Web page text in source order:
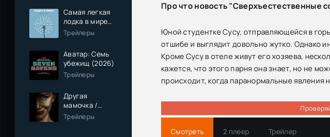
Самая легкая
лодка в мире
(2026)
Трейлеры
Аватар: Семь
убежищ (2026)
Трейлеры
Другая
мамочка /
Чужая мама
(2026)
Трейлеры
Про что новость "Сверхъестественные
Юной студентке Сусу, отправляющейся в
отшибе и выглядит довольно жутко. Однако
Кроме Сусу в отеле живут его хозяева,
кажется, что этого парня она знает, но не
происходит, когда паранормальные явления
Смотреть 2 плеер Трейлер